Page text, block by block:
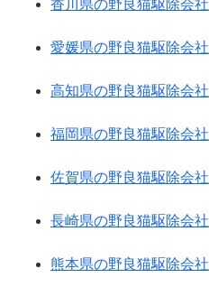
香川県の野良猫駆除会社
愛媛県の野良猫駆除会社
高知県の野良猫駆除会社
福岡県の野良猫駆除会社
佐賀県の野良猫駆除会社
長崎県の野良猫駆除会社
熊本県の野良猫駆除会社